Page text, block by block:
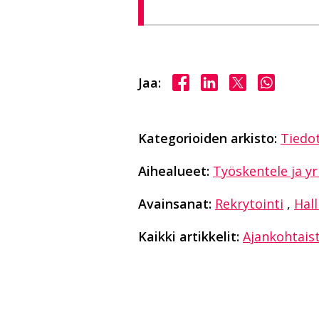
Jaa: Jaa Facebookissa
Jaa LinkedInissä
Jaa X:ssä
Jaa
Kategorioiden arkisto:
Aihealueet: Työskentele ja
Avainsanat: Rekrytointi ,
Kaikki artikkelit: